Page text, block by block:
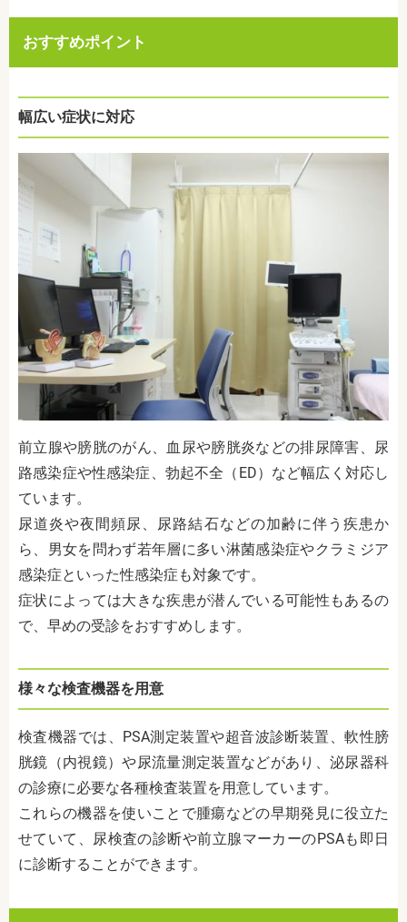
おすすめポイント
幅広い症状に対応
前立腺や膀胱のがん、血尿や膀胱炎などの排尿障害、尿
路感染症や性感染症、勃起不全（ED）など幅広く対応し
ています。
尿道炎や夜間頻尿、尿路結石などの加齢に伴う疾患か
ら、男女を問わず若年層に多い淋菌感染症やクラミジア
感染症といった性感染症も対象です。
症状によっては大きな疾患が潜んでいる可能性もあるの
で、早めの受診をおすすめします。
様々な検査機器を用意
検査機器では、PSA測定装置や超音波診断装置、軟性膀
胱鏡（内視鏡）や尿流量測定装置などがあり、泌尿器科
の診療に必要な各種検査装置を用意しています。
これらの機器を使いことで腫瘍などの早期発見に役立た
せていて、尿検査の診断や前立腺マーカーのPSAも即日
に診断することができます。